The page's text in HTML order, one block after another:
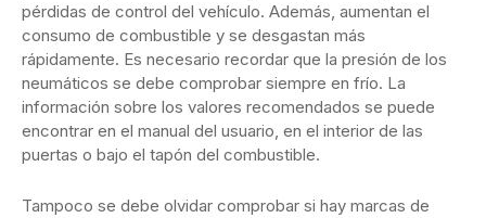
pérdidas de control del vehículo. Además, aumentan el
consumo de combustible y se desgastan más
rápidamente. Es necesario recordar que la presión de los
neumáticos se debe comprobar siempre en frío. La
información sobre los valores recomendados se puede
encontrar en el manual del usuario, en el interior de las
puertas o bajo el tapón del combustible.
Tampoco se debe olvidar comprobar si hay marcas de